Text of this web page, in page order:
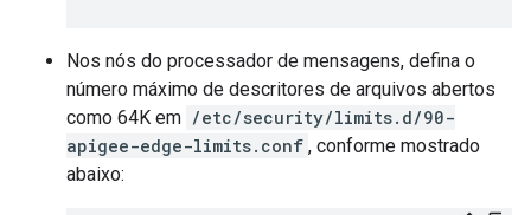
Nos nós do processador de mensagens, defina o
número máximo de descritores de arquivos abertos
como 64K em /etc/security/limits.d/90-
apigee-edge-limits.conf , conforme mostrado
abaixo: